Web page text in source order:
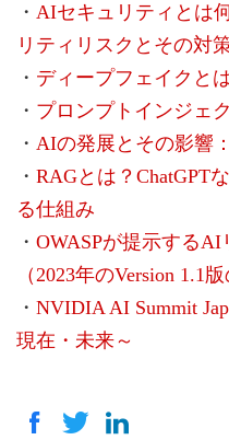
・ AIセキュリティとは
リティリスクとその対
・ ディープフェイクと
・ プロンプトインジェ
・ AIの発展とその影響
・ RAGとは？ChatGPT
る仕組み
・ OWASPが提示するAI
（2023年のVersion 1.1版
・ NVIDIA AI Summit
現在・未来～